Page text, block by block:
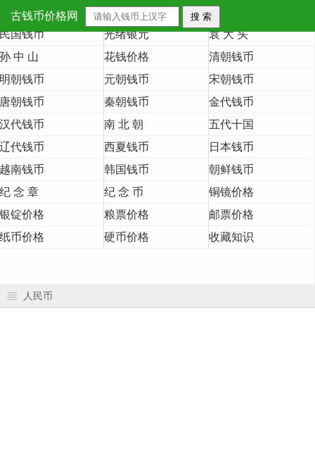
古钱币价格网
首 页 大清铜币
大清银币
民国钱币
光绪银元
袁 大 头
孙 中 山
花钱价格
清朝钱币
明朝钱币
元朝钱币
宋朝钱币
唐朝钱币
秦朝钱币
金代钱币
汉代钱币
南 北 朝
五代十国
辽代钱币
西夏钱币
日本钱币
越南钱币
韩国钱币
朝鲜钱币
纪 念 章
纪 念 币
铜镜价格
银锭价格
粮票价格
邮票价格
纸币价格
硬币价格 收藏知识
人民币